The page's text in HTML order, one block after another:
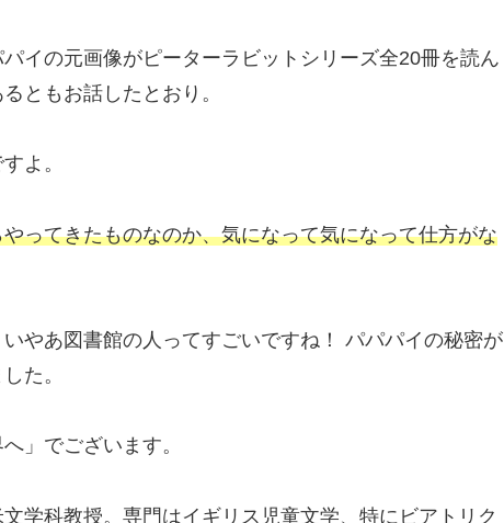
イの元画像がピーターラビットシリーズ全20冊を読ん
ともお話したとおり。
よ。
ってきたものなのか、気になって気になって仕方がな
やあ図書館の人ってすごいですね！ パパパイの秘密が
た。
」でございます。
学科教授。専門はイギリス児童文学、特にビアトリク